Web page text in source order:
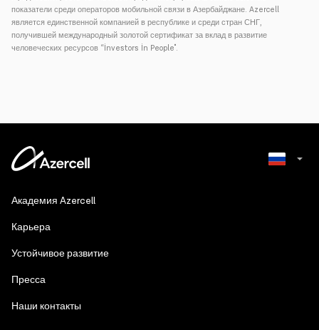
показатели среди операторов мобильной связи в Азербайджане. Azercell
является единственной компанией в республике и среди стран СНГ,
получившей международный золотой сертификат за вклад в развитие
человеческих ресурсов “İnvestors İn People".
Академия Azercell
Карьера
Устойчивое развитие
Пресса
Наши контакты